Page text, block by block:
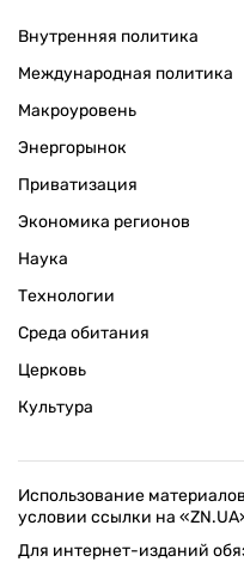
Внутренняя политика
Международная политика
Макроуровень
Энергорынок
Приватизация
Экономика регионов
Наука
Технологии
Среда обитания
Церковь
Культура
Использование
условии ссылки на
Для интернет-изданий